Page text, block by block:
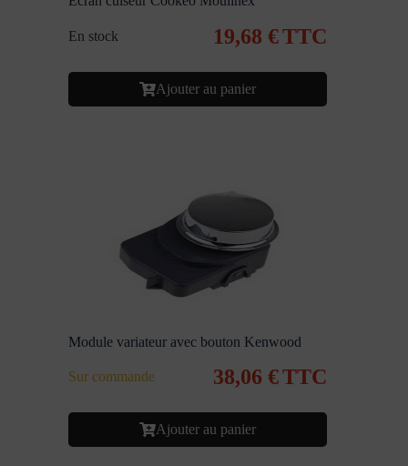
En stock 19,68 €TTC
Ajouter au panier
Module variateur avec bouton Kenwood
Sur commande 38,06 €TTC
Ajouter au panier